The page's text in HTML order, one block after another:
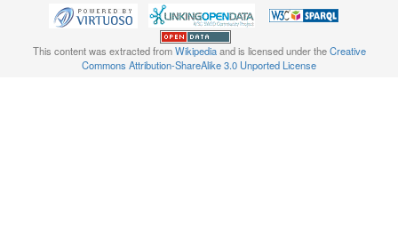
This content was extracted fromWikipediaand is licensed under theCreative
Commons Attribution-ShareAlike 3.0 Unported License